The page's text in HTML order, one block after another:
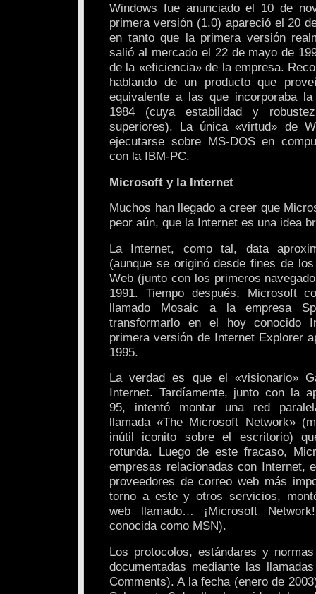
Windows fue anunciado el 10 de
primera versión (1.0) apareció el 20
en tanto que la primera versión
salió al mercado el 22 de mayo de
de la «eficiencia» de la empresa.
hablando de un producto que
equivalente a las que incorporaba
1984 (cuya estabilidad y
superiores). La única «virtud» de
ejecutarse sobre MS-DOS en
con la IBM-PC.
Microsoft y la Internet
Muchos han llegado a creer que
peor aún, que la Internet es una idea
La Internet, como tal, data
(aunque se originó desde fines de
Web (junto con los primeros
1991. Tiempo después, Microsoft
llamado Mosaic a la empresa
transformarlo en el hoy conocido
primera versión de Internet Explorer
1995.
La verdad es que el «visionario»
Internet. Tardíamente, junto con la
95, intentó montar una red
llamada «The Microsoft Network»
inútil iconito sobre el escritorio)
rotunda. Luego de este fracaso,
empresas relacionadas con Internet,
proveedores de correo web más
torno a este y otros servicios,
web llamado… ¡Microsoft
conocida como MSN).
Los protocolos, estándares y
documentadas mediante las
Comments). A la fecha (enero de